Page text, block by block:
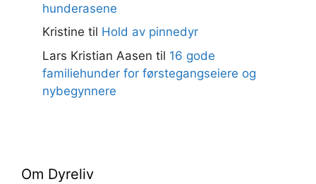
hunderasene
Kristine til Hold av pinnedyr
Lars Kristian Aasen til 16 gode
familiehunder for førstegangseiere og
nybegynnere
Om Dyreliv